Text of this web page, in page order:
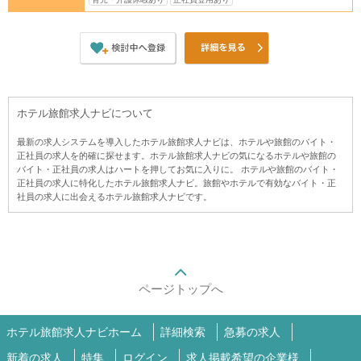
ホテル旅館求人ナビについて
最新の求人システムを導入したホテル旅館求人ナビは、ホテルや旅館のバイト・
正社員の求人を的確に探せます。ホテル旅館求人ナビの気になるホテルや旅館の
バイト・正社員の求人はハートを押してお気に入りに。 ホテルや旅館のバイト・
正社員の求人に特化したホテル旅館求人ナビ。旅館やホテルで有効なバイト・正
社員の求人に出会えるホテル旅館求人ナビです。
ページトップへ
ホテル旅館求人ナビホーム 詳細検索
急募の求人
新着の求人
特集 ログイン 求人掲載希望の企業様